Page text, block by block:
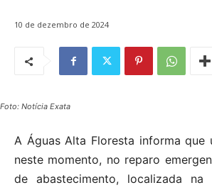
10 de dezembro de 2024
Foto: Notícia Exata
A Águas Alta Floresta informa que
neste momento, no reparo
de abastecimento, localizada na